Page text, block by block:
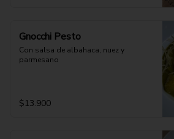
Gnocchi Pesto
Con salsa de albahaca, nuez y
parmesano
$13.900